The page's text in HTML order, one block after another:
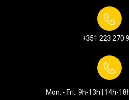
+351 223 270
Mon. - Fri.: 9h-13h | 14h-